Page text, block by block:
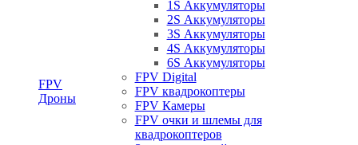
FPV
Дроны
1S Аккумуляторы
2S Аккумуляторы
3S Аккумуляторы
4S Аккумуляторы
6S Аккумуляторы
FPV Digital
FPV квадрокоптеры
FPV Камеры
FPV очки и шлемы для
квадрокоптеров